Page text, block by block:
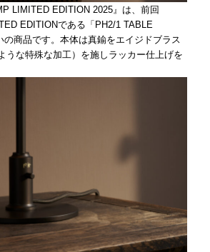
LIMITED EDITION 2025』は、前回
EDITIONである「PH2/1 TABLE
の商品です。本体は真鍮をエイジドブラス
うな特殊な加工）を施しラッカー仕上げを